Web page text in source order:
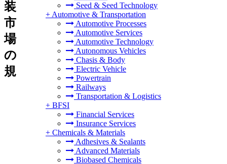
Seed & Seed Technology
+ Automotive & Transportation
Automotive Processes
Automotive Services
Automotive Technology
Autonomous Vehicles
Chasis & Body
Electric Vehicle
Powertrain
Railways
Transportation & Logistics
+ BFSI
Financial Services
Insurance Services
+ Chemicals & Materials
Adhesives & Sealants
Advanced Materials
Biobased Chemicals
装
市
場
の
規